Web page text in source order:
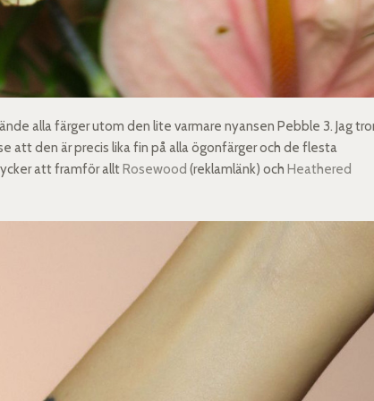
alla färger utom den lite varmare nyansen Pebble 3. Jag
att den är precis lika fin på alla ögonfärger och de flesta
att framför alltRosewood (reklamlänk) ochHeathered